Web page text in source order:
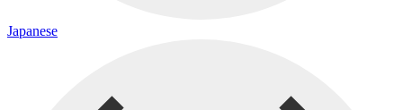
Japanese